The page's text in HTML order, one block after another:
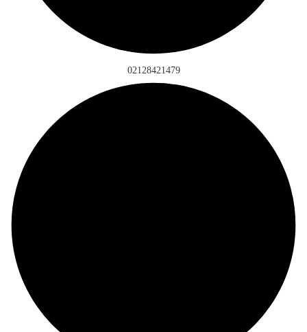
02128421479